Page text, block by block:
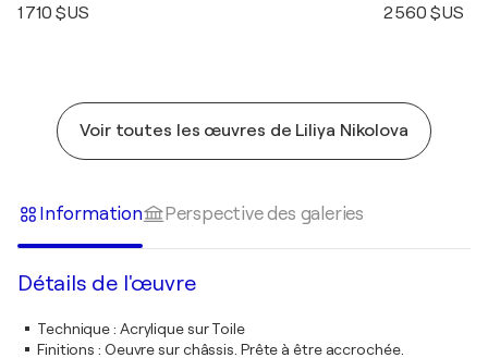
1 710 $US 2 560 $US
Voir toutes les œuvres de Liliya Nikolova
Information Perspective des galeries
Détails de l'œuvre
Technique: Acrylique sur Toile
Finitions : Oeuvre sur châssis. Prête à être accrochée.